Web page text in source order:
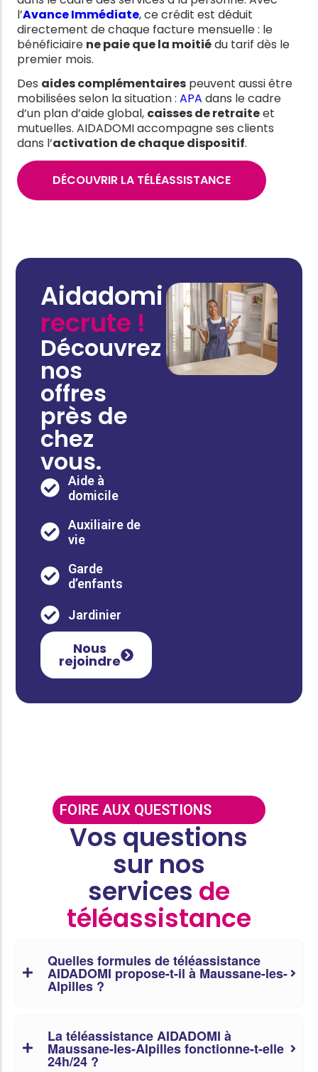
l’Avance Immédiate, ce crédit est déduit
directement de chaque facture mensuelle : le
bénéficiaire ne paie que la moitiédu tarif dès le
premier mois.
Des aides complémentaires peuvent aussi être
mobilisées selon la situation : APA dans le cadre
d’un plan d’aide global, caisses de retraiteet
mutuelles. AIDADOMI accompagne ses clients
dans l’activation de chaque dispositif.
DÉCOUVRIR LA TÉLÉASSISTANCE
Aidadomi
recrute !
Découvrez
nos
offres
près de
chez
vous.
Aide à
domicile
Auxiliaire de
vie
Garde
d’enfants
Jardinier
Nous
rejoindre
FOIRE AUX QUESTIONS
Vos questions
sur nos
services de
téléassistance
Quelles formules de téléassistance
AIDADOMI propose-t-il à Maussane-les-
Alpilles ?
La téléassistance AIDADOMI à
Maussane-les-Alpilles fonctionne-t-elle
24h/24 ?